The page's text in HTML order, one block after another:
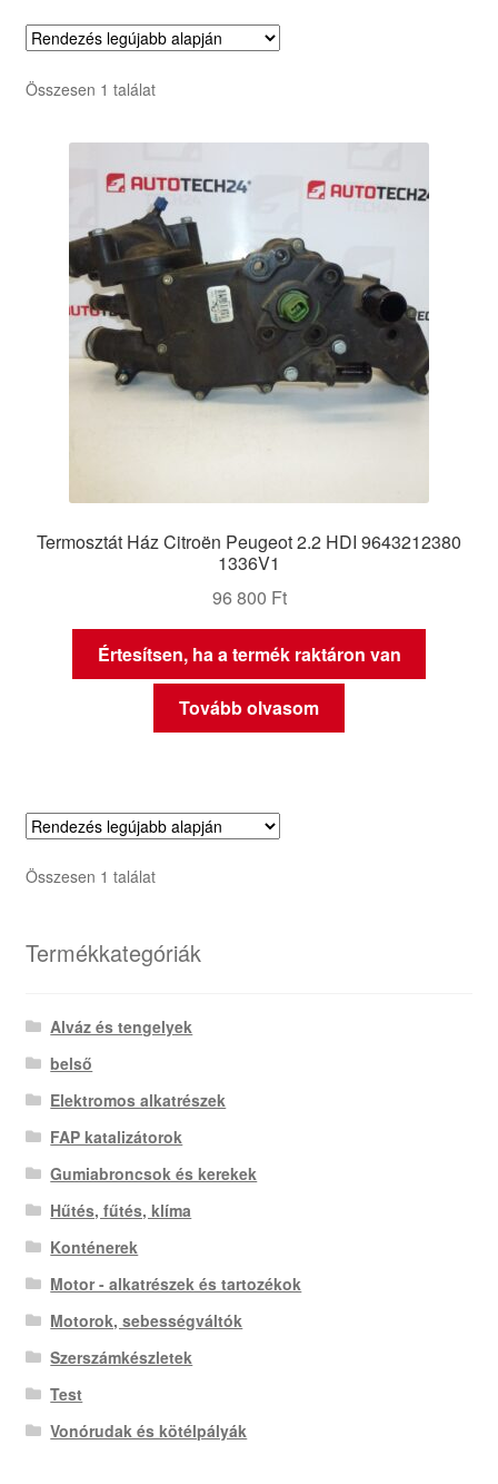
Szekér
Összesen 1 találat
Termosztát Ház Citroën Peugeot 2.2 HDI 9643212380
1336V1
96 800 Ft
Értesítsen, ha a termék raktáron van
Tovább olvasom
Összesen 1 találat
Termékkategóriák
Alváz és tengelyek
belső
Elektromos alkatrészek
FAP katalizátorok
Gumiabroncsok és kerekek
Hűtés, fűtés, klíma
Konténerek
Motor - alkatrészek és tartozékok
Motorok, sebességváltók
Szerszámkészletek
Test
Vonórudak és kötélpályák